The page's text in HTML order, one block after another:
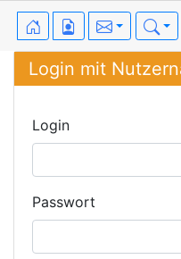
Login mit
Login
Passwort